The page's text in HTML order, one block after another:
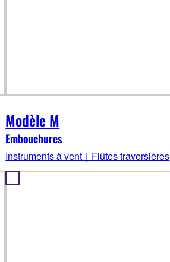
Modèle M
Embouchures
Instruments à vent｜Flûtes traversières